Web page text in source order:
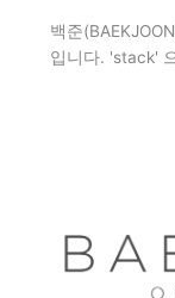
백준
입니다. 'stack'